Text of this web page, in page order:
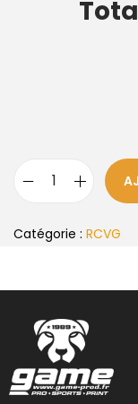
Catégorie : RCVG